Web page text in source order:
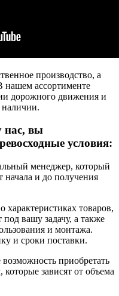
производство, а
нашем ассортименте
дорожного движения и
наличии.
нас, вы
условия:
менеджер, который
начала и до получения
характеристиках товаров,
вашу задачу, а также
и монтажа.
и сроки поставки.
приобретать
зависят от объема